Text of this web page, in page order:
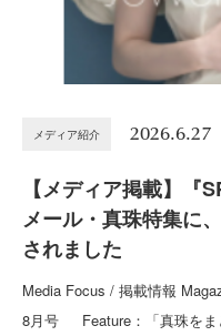
メディア紹介 2026.6.27
【メディア掲載】『
メール・真珠特集に
されました
Media Focus / 掲載情報
8月号 Feature：「真珠を